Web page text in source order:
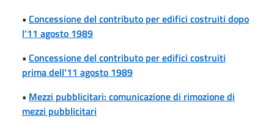
• Concessione del contributo per edifici costruiti dopo
l'11 agosto 1989
• Concessione del contributo per edifici costruiti
prima dell'11 agosto 1989
• Mezzi pubblicitari: comunicazione di rimozione di
mezzi pubblicitari